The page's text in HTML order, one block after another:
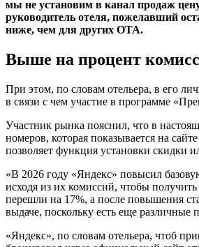
мы не установим в канал продаж
руководитель отеля, пожелавший
ниже, чем для других ОТА.
Выше на процент
При этом, по словам отельера, в его
в связи с чем участие в программе
Участник рынка пояснил, что в
номеров, которая показывается на
позволяет функция установки скидки
«В 2026 году «Яндекс» повысил
исходя из их комиссий, чтобы
перешли на 17%, а после повышения
выдаче, поскольку есть еще
«Яндекс», по словам отельера, чтоб